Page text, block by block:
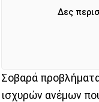
Δες
Σοβαρά
ισχυρών ανέμων